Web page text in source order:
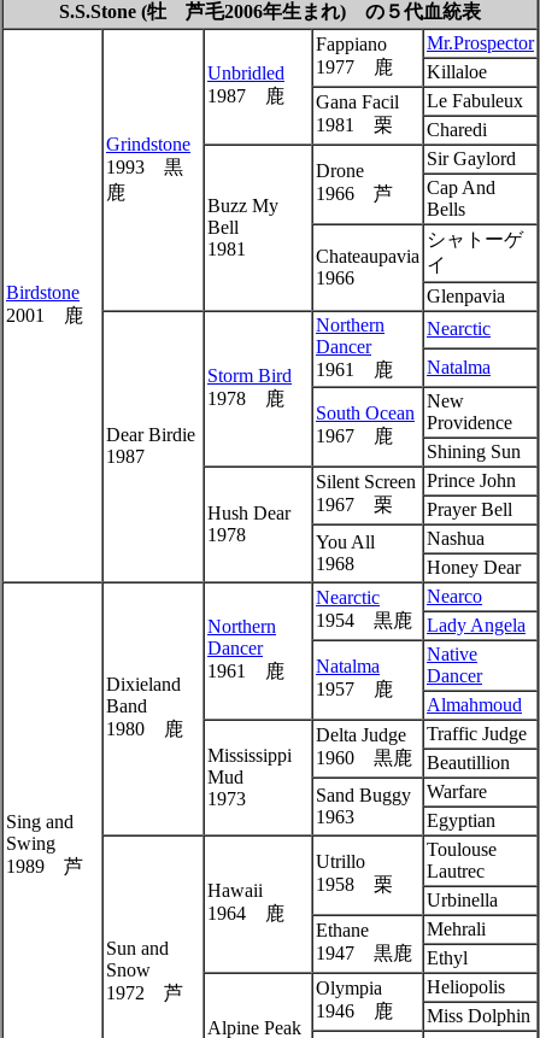
S.S.Stone (牡 芦毛2006年生まれ) の５代血統表
Birdstone
2001 鹿
Grindstone
1993 黒
鹿
Unbridled
1987 鹿
Fappiano
1977 鹿
Mr.Prospector
Killaloe
Gana Facil
1981 栗
Le Fabuleux
Charedi
Buzz My
Bell
1981
Drone
1966 芦
Sir Gaylord
Cap And
Bells
Chateaupavia
1966
シャトーゲ
イ
Glenpavia
Dear Birdie
1987
Storm Bird
1978 鹿
Northern
Dancer
1961 鹿
Nearctic
Natalma
South Ocean
1967 鹿
New
Providence
Shining Sun
Hush Dear
1978
Silent Screen
1967 栗
Prince John
Prayer Bell
You All
1968
Nashua
Honey Dear
Sing and
Swing
1989 芦
Dixieland
Band
1980 鹿
Northern
Dancer
1961 鹿
Nearctic
1954 黒鹿
Nearco
Lady Angela
Natalma
1957 鹿
Native
Dancer
Almahmoud
Mississippi
Mud
1973
Delta Judge
1960 黒鹿
Traffic Judge
Beautillion
Sand Buggy
1963
Warfare
Egyptian
Sun and
Snow
1972 芦
Hawaii
1964 鹿
Utrillo
1958 栗
Toulouse
Lautrec
Urbinella
Ethane
1947 黒鹿
Mehrali
Ethyl
Alpine Peak
Olympia
1946 鹿
Heliopolis
Miss Dolphin